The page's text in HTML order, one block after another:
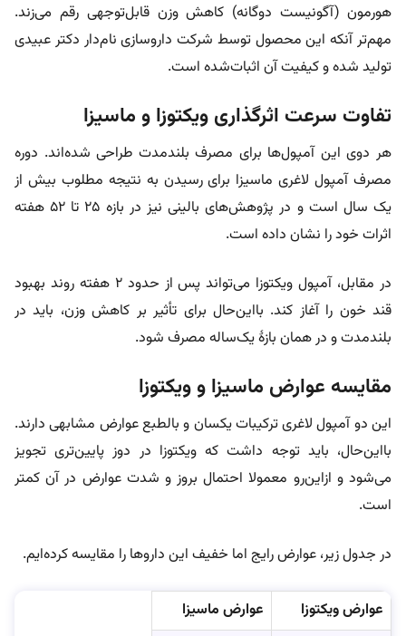
هورمون (آگونیست دوگانه) کاهش وزن قابل‌توجهی رقم می‌زند.
مهم‌تر آنکه این محصول توسط شرکت داروسازی نام‌دار دکتر عبیدی
تولید شده و کیفیت آن اثبات‌شده است.
تفاوت سرعت اثرگذاری ویکتوزا و ماسیزا
هر دوی این آمپول‌ها برای مصرف بلندمدت طراحی شده‌اند. دوره
مصرف آمپول لاغری ماسیزا برای رسیدن به نتیجه مطلوب بیش از
یک سال است و در پژوهش‌های بالینی نیز در بازه ۲۵ تا ۵۲ هفته
اثرات خود را نشان داده است.
در مقابل، آمپول ویکتوزا می‌تواند پس از حدود ۲ هفته روند بهبود
قند خون را آغاز کند. با‌این‌حال برای تأثیر بر کاهش وزن، باید در
بلندمدت و در همان بازۀ یک‌ساله مصرف شود.
مقایسه عوارض ماسیزا و ویکتوزا
این دو آمپول لاغری ترکیبات یکسان و بالطبع عوارض مشابهی دارند.
با‌این‌حال، باید توجه داشت که ویکتوزا در دوز پایین‌تری تجویز
می‌شود و از‌این‌رو معمولا احتمال بروز و شدت عوارض در آن کمتر
است.
در جدول زیر، عوارض رایج اما خفیف این داروها را مقایسه کرده‌ایم.
عوارض ویکتوزا
عوارض ماسیزا